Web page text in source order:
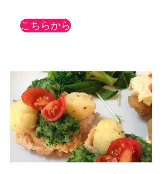
こちらから